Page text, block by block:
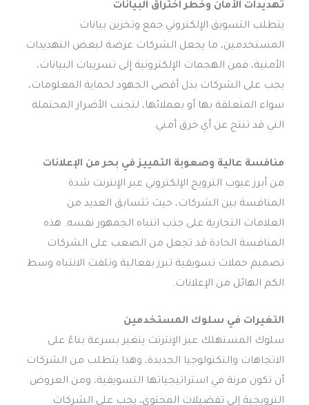
تهديدات الأمان وخطر اختراق البيانات
يتطلب التسويق الإلكتروني جمع وتخزين بيانات
المستخدمين، ما يجعل الشركات عرضة لبعض التهديدات
الأمنية، فمن الهجمات الإلكترونية إلى تسريبات البيانات،
يجب على الشركات بذل أقصى الجهود لحماية المعلومات،
سواء المتعلقة بها أو بعملائها، لتجنب الأضرار المحتملة
التي قد تنتج عن أي خرق أمني.
منافسة عالية وصعوبة التمييز في بحر من الإعلانات
من أبرز عيوب الترويج الإلكتروني عبر الإنترنت شدة
المنافسة بين الشركات، حيث تتسابق العديد من
العلامات التجارية على جذب انتباه الجمهور نفسه. هذه
المنافسة الحادة قد تجعل من الصعب على الشركات
تصميم حملات تسويقية تبرز بفعالية وتلفت الانتباه وسط
الكم الهائل من الإعلانات.
التغيرات في سلوك المستخدمين
سلوك المستهلك عبر الإنترنت يتغير بسرعة بناءً على
الاتجاهات والتكنولوجيا الجديدة، وهذا يتطلب من الشركات
أن تكون مرنة في استراتيجياتها التسويقية، ومن العروض
الترويجية إلى تفضيلات المحتوى، يجب على الشركات